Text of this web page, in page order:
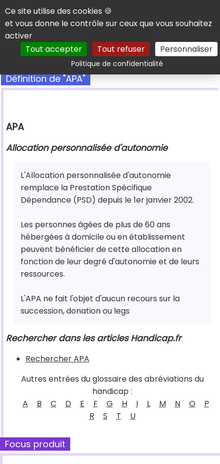
Panneau de gestion des cookies
Ce site utilise des cookies 🍪
et vous donne le contrôle sur ceux que vous souhaitez
activer
Tout accepter
Tout refuser Personnaliser
Politique de confidentialitéRechercher
Définition de "APA"
APA
Allocation personnalisée d'autonomie
L'Allocation personnalisée d'autonomie
remplace la Prestation Spécifique
Dépendance (PSD) depuis le 1er janvier 2002.
Les personnes âgées de plus de 60 ans
hébergées à domicile ou en établissement
peuvent bénéficier de cette allocation en
fonction de leur degré d'autonomie et de leurs
ressources.
L'APA ne fait l'objet d'aucun recours sur la
succession, donation ou legs
Rechercher dans les articles Handicap.fr
Rechercher APA
Autres entrées du glossaire des abréviations du
handicap :
A
B C D E F G H I L M N O
P
R
S T U
Focus produit